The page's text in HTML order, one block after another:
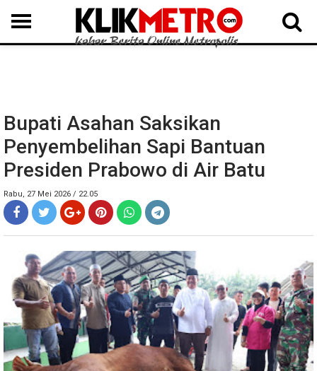
MEDAN LANGKAT DAIRI SAMOSIR TAPUT BATUBARA DELISERDANG
Bupati Asahan Saksikan
Penyembelihan Sapi Bantuan
Presiden Prabowo di Air Batu
Rabu, 27 Mei 2026 / 22.05